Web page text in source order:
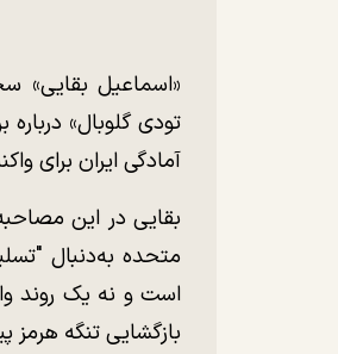
«اسماعیل بقایی»
تودی گلوبال»
آمادگی ایران
بقایی در این مصاحبه
متحده به‌دنبال
است و نه یک روند
بازگشایی تنگه